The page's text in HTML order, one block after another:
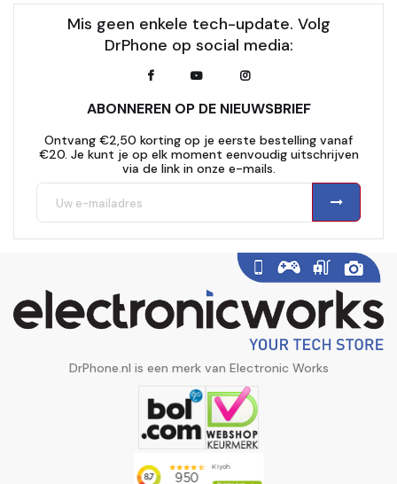
Mis geen enkele tech-update. Volg
DrPhone op social media:
ABONNEREN OP DE NIEUWSBRIEF
Ontvang €2,50 korting op je eerste bestelling vanaf
€20. Je kunt je op elk moment eenvoudig uitschrijven
via de link in onze e-mails.
DrPhone.nl is een merk van Electronic Works